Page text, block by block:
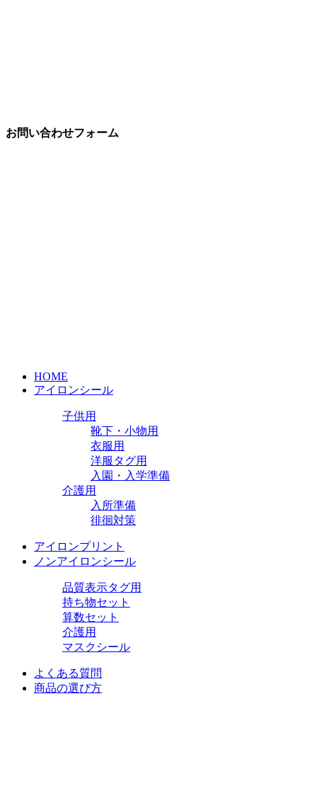
お問い合わせフォーム
HOME
アイロンシール
子供用
靴下・小物用
衣服用
洋服タグ用
入園・入学準備
介護用
入所準備
徘徊対策
アイロンプリント
ノンアイロンシール
品質表示タグ用
持ち物セット
算数セット
介護用
マスクシール
よくある質問
商品の選び方